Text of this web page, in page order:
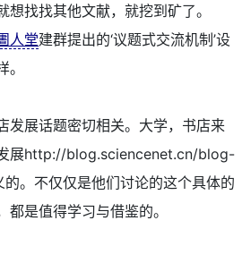
找找其他文献，就挖到矿了。
人堂建群提出的‘议题式交流机制’设
发展话题密切相关。大学，书店来
展http://blog.sciencenet.cn/blog-
。不仅仅是他们讨论的这个具体的
是值得学习与借鉴的。